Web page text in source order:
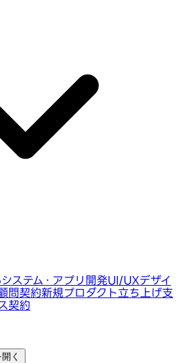
ステム・アプリ開発UI/UXデザイ
問契約新規プロダクト立ち上げ支
契約
く